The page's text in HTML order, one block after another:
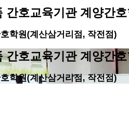
간호교육기관 계양간
학원(계산삼거리점, 작전점)
간호교육기관 계양간
학원(계산삼거리점, 작전점)